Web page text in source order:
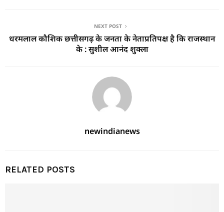
NEXT POST
धरमलाल कौशिक छत्तीसगढ़ के जनता के नेताप्रतिपक्ष है कि राजस्थान
के : सुशील आनंद शुक्ला
newindianews
RELATED POSTS